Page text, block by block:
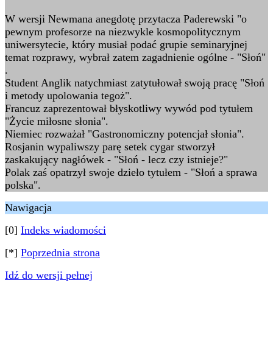
W wersji Newmana anegdotę przytacza Paderewski "o
pewnym profesorze na niezwykle kosmopolitycznym
uniwersytecie, który musiał podać grupie seminaryjnej
temat rozprawy, wybrał zatem zagadnienie ogólne - "Słoń"
.
Student Anglik natychmiast zatytułował swoją pracę "Słoń
i metody upolowania tegoż".
Francuz zaprezentował błyskotliwy wywód pod tytułem
"Życie miłosne słonia".
Niemiec rozważał "Gastronomiczny potencjał słonia".
Rosjanin wypaliwszy parę setek cygar stworzył
zaskakujący nagłówek - "Słoń - lecz czy istnieje?"
Polak zaś opatrzył swoje dzieło tytułem - "Słoń a sprawa
polska".
Nawigacja
[0] Indeks wiadomości
[*] Poprzednia strona
Idź do wersji pełnej